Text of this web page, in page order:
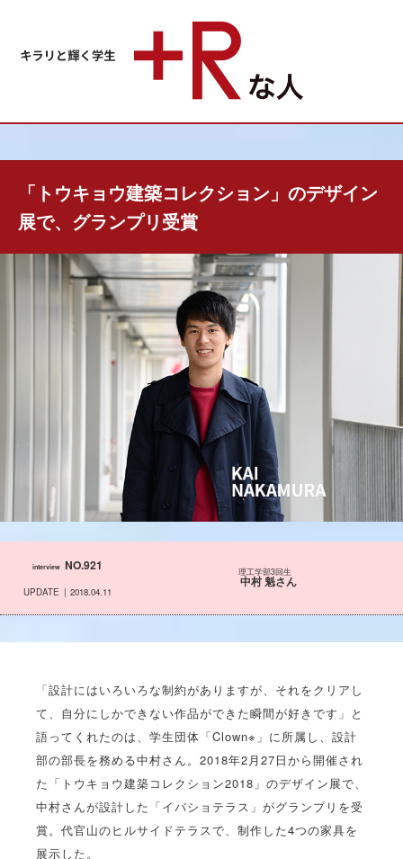
「トウキョウ建築コレクション」のデザイン
展で、グランプリ受賞
interview NO.921
UPDATE 2018.04.11
理工学部3回生
中村 魁さん
「設計にはいろいろな制約がありますが、それをクリアし
て、自分にしかできない作品ができた瞬間が好きです」と
語ってくれたのは、学生団体「Clown※」に所属し、設計
部の部長を務める中村さん。2018年2月27日から開催され
た「トウキョウ建築コレクション2018」のデザイン展で、
中村さんが設計した「イバショテラス」がグランプリを受
賞。代官山のヒルサイドテラスで、制作した4つの家具を
展示した。